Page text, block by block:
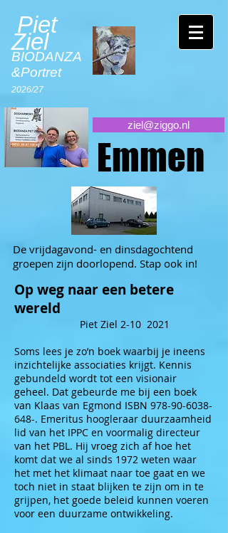
Piet
Ziel
BIODANZA
&Portret
2026/27
ziel@ziggo.nl
Emmen
De vrijdagavond- en dinsdagochtend
groepen zijn doorlopend. Stap ook in!
Op weg naar een betere
wereld
Piet Ziel 2-10 2021
Soms lees je zo’n boek waarbij je ineens
inzichtelijke associaties krijgt. Kennis
gebundeld wordt tot een visionair
geheel. Dat gebeurde me bij een boek
van Klaas van Egmond ISBN 978-90-6038-
648-. Emeritus hoogleraar duurzaamheid
lid van het IPPC en voormalig directeur
van het PBL. Hij vroeg zich af hoe het
komt dat we al sinds 1972 weten waar
het met het klimaat naar toe gaat en we
toch niet in staat blijken te zijn om in te
grijpen, het goede beleid kunnen voeren
voor een duurzame ontwikkeling.